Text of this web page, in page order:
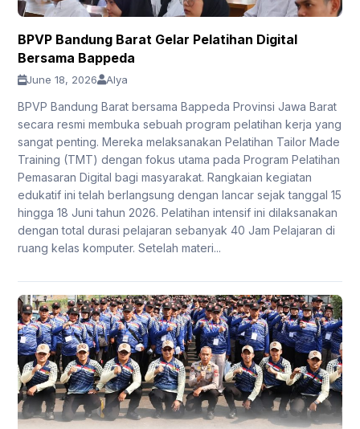
BPVP Bandung Barat Gelar Pelatihan Digital
Bersama Bappeda
June 18, 2026 Alya
BPVP Bandung Barat bersama Bappeda Provinsi Jawa Barat
secara resmi membuka sebuah program pelatihan kerja yang
sangat penting. Mereka melaksanakan Pelatihan Tailor Made
Training (TMT) dengan fokus utama pada Program Pelatihan
Pemasaran Digital bagi masyarakat. Rangkaian kegiatan
edukatif ini telah berlangsung dengan lancar sejak tanggal 15
hingga 18 Juni tahun 2026. Pelatihan intensif ini dilaksanakan
dengan total durasi pelajaran sebanyak 40 Jam Pelajaran di
ruang kelas komputer. Setelah materi...